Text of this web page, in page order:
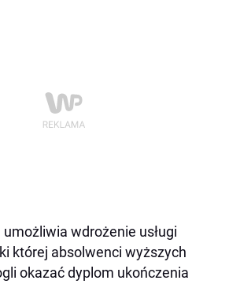
wdrożenie usługi
której absolwenci wyższych
okazać dyplom ukończenia